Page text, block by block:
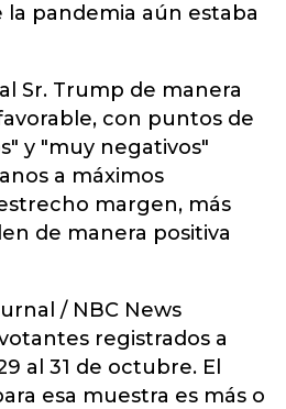
la pandemia aún estaba
Sr. Trump de manera
con puntos de
y "muy negativos"
a máximos
margen, más
de manera positiva
/ NBC News
registrados a
al 31 de octubre. El
esa muestra es más o